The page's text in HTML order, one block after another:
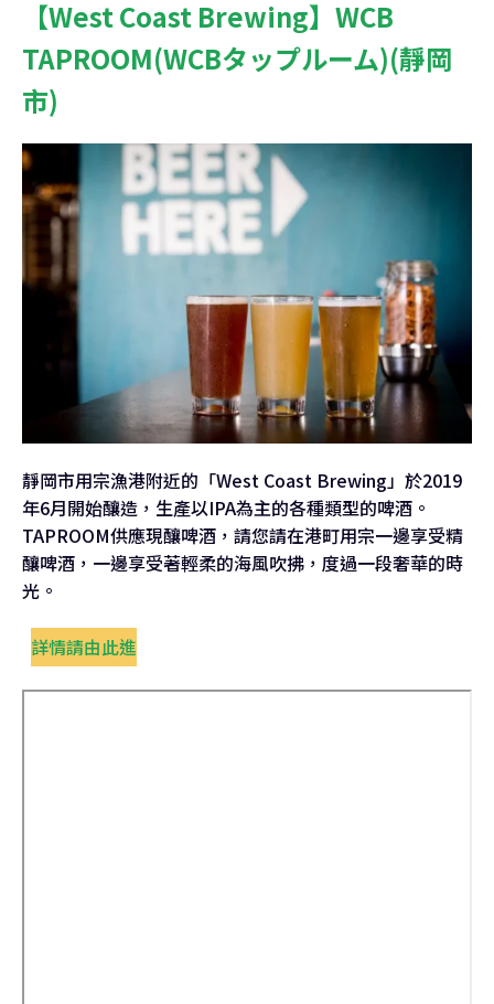
【West Coast Brewing】WCB
TAPROOM(WCBタップルーム)(靜岡
市)
靜岡市用宗漁港附近的「West Coast Brewing」於2019
年6月開始釀造，生產以IPA為主的各種類型的啤酒。
TAPROOM供應現釀啤酒，請您請在港町用宗一邊享受精
釀啤酒，一邊享受著輕柔的海風吹拂，度過一段奢華的時
光。
詳情請由此進